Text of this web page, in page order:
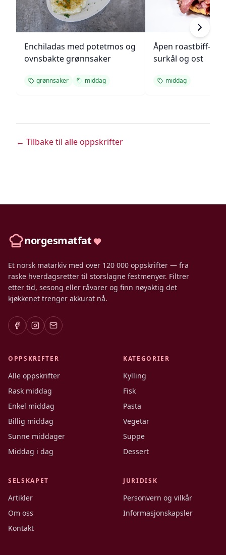
Enchiladas med potetmos og
ovnsbakte grønnsaker
grønnsaker middag
Åpen roastbiff-
surkål og ost
middag
← Tilbake til alle oppskrifter
norgesmatfat
Et norsk matarkiv med over 120 000 oppskrifter — fra
raske hverdagsretter til storslagne festmenyer. Filtrer
etter tid, sesong eller råvarer og finn nøyaktig det
kjøkkenet trenger akkurat nå.
OPPSKRIFTER
Alle oppskrifter
Rask middag
Enkel middag
Billig middag
Sunne middager
Middag i dag
KATEGORIER
Kylling
Fisk
Pasta
Vegetar
Suppe
Dessert
SELSKAPET
Artikler
Om oss
Kontakt
JURIDISK
Personvern og vilkår
Informasjonskapsler